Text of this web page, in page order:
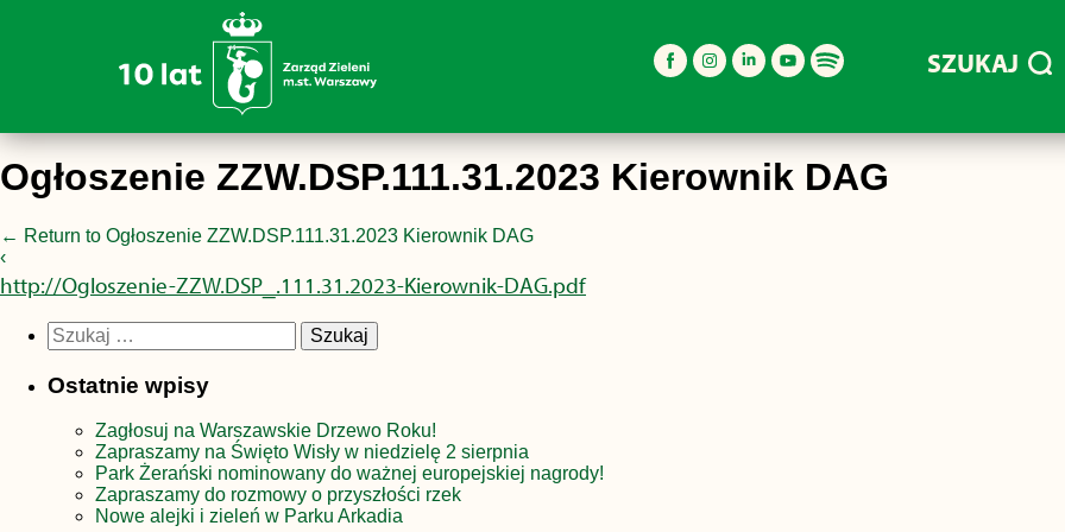
SZUKAJ
Ogłoszenie ZZW.DSP.111.31.2023 Kierownik DAG
← Return to Ogłoszenie ZZW.DSP.111.31.2023 Kierownik DAG
‹
http://Ogloszenie-ZZW.DSP_.111.31.2023-Kierownik-DAG.pdf
Szukaj:
Ostatnie wpisy
Zagłosuj na Warszawskie Drzewo Roku!
Zapraszamy na Święto Wisły w niedzielę 2 sierpnia
Park Żerański nominowany do ważnej europejskiej nagrody!
Zapraszamy do rozmowy o przyszłości rzek
Nowe alejki i zieleń w Parku Arkadia